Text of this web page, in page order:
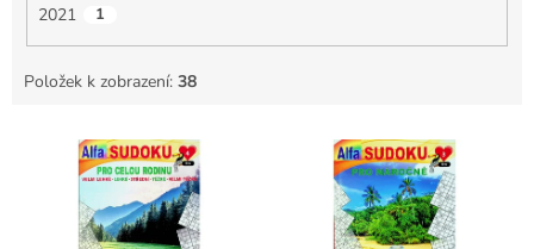
2021 1
Položek k zobrazení: 38